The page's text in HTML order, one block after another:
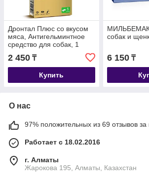
Дронтал Плюс со вкусом
мяса, Антигельминтное
средство для собак, 1
2 450 ₸
Купить
собак и
6 150₸
О нас
97% положительных из 69 отзывов за
Работает с 18.02.2016
г. Алматы
Жарокова 195, Алматы, Казахстан